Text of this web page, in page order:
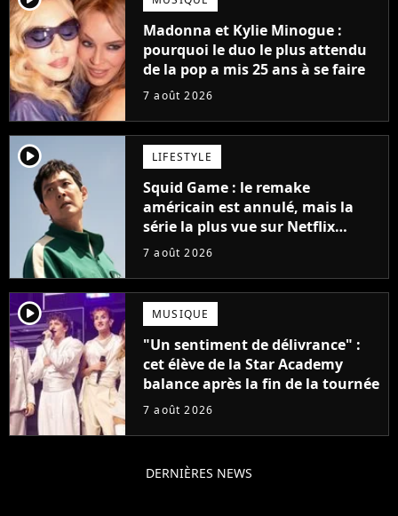
Madonna et Kylie Minogue :
pourquoi le duo le plus attendu
de la pop a mis 25 ans à se faire
7 août 2026
player2 LIFESTYLE
Squid Game : le remake
américain est annulé, mais la
série la plus vue sur Netflix
pourrait avoir une version
7 août 2026
player2 MUSIQUE
"Un sentiment de délivrance" :
cet élève de la Star Academy
balance après la fin de la tournée
7 août 2026
DERNIÈRES NEWS